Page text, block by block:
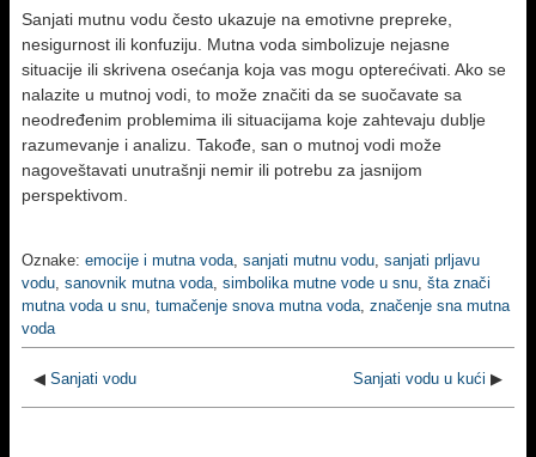
Sanjati mutnu vodu često ukazuje na emotivne prepreke,
nesigurnost ili konfuziju. Mutna voda simbolizuje nejasne
situacije ili skrivena osećanja koja vas mogu opterećivati. Ako se
nalazite u mutnoj vodi, to može značiti da se suočavate sa
neodređenim problemima ili situacijama koje zahtevaju dublje
razumevanje i analizu. Takođe, san o mutnoj vodi može
nagoveštavati unutrašnji nemir ili potrebu za jasnijom
perspektivom.
Oznake: emocije i mutna voda, sanjati mutnu vodu, sanjati prljavu
vodu, sanovnik mutna voda, simbolika mutne vode u snu, šta znači
mutna voda u snu, tumačenje snova mutna voda, značenje sna mutna
voda
◀ Sanjati vodu Sanjati vodu u kući ▶